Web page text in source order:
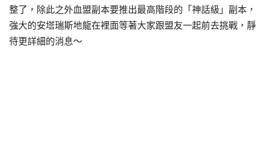
整了，除此之外血盟副本要推出最高階段的「神話級」副本，
強大的安塔瑞斯地龍在裡面等著大家跟盟友一起前去挑戰，靜
待更詳細的消息～